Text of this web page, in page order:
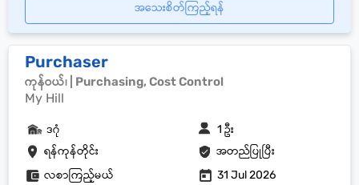
အသေးစိတ်ကြည့်ရန်
Purchaser
ကုန်ဝယ်၊ | Purchasing, Cost Control
My Hill
ရန်ကုန်တိုင်း အတည်ပြုပြီး
ဒဂုံ 1 ဦး
လစာကြည့်မယ် 31 Jul 2026